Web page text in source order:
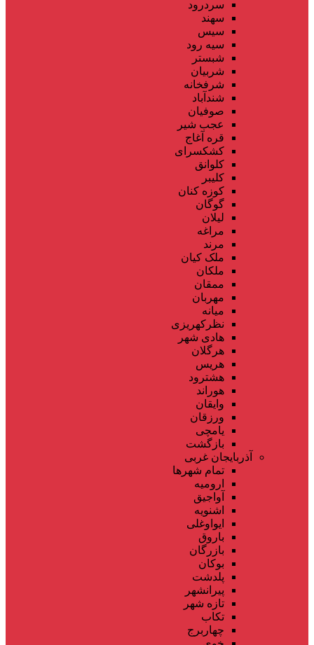
سردرود
سهند
سیس
سیه رود
شبستر
شربیان
شرفخانه
شندآباد
صوفیان
عجب شیر
قره آغاج
کشکسرای
کلوانق
کلیبر
کوزه کنان
گوگان
لیلان
مراغه
مرند
ملک کیان
ملکان
ممقان
مهربان
میانه
نظرکهریزی
هادی شهر
هرگلان
هریس
هشترود
هوراند
وایقان
ورزقان
یامچی
بازگشت
آذربایجان غربی
تمام شهر‌ها
ارومیه
آواجیق
اشنویه
ایواوغلی
باروق
بازرگان
بوکان
پلدشت
پیرانشهر
تازه شهر
تکاب
چهاربرج